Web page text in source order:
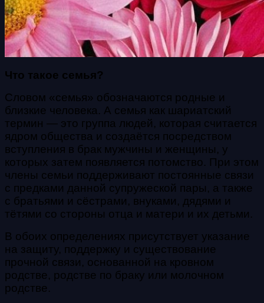
Что такое семья?
Словом «семья» обозначаются родные и
близкие человека. А семья как шариатский
термин — это группа людей, которая считается
ядром общества и создаётся посредством
вступления в брак мужчины и женщины, у
которых затем появляется потомство. При этом
члены семьи поддерживают постоянные связи
с предками данной супружеской пары, а также
с братьями и сёстрами, внуками, дядями и
тётями со стороны отца и матери и их детьми.
В обоих определениях присутствует указание
на защиту, поддержку и существование
прочной связи, основанной на кровном
родстве, родстве по браку или молочном
родстве.